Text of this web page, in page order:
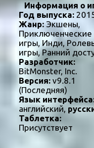
Информация о
Год выпуска:
Жанр:Экшены,
Приключенческие
игры, Инди,
игры, Ранний
Разработчик:
BitMonster, Inc.
Версия: v9.8.1
(Последняя)
Язык
английский,
Таблетка:
Присутствует